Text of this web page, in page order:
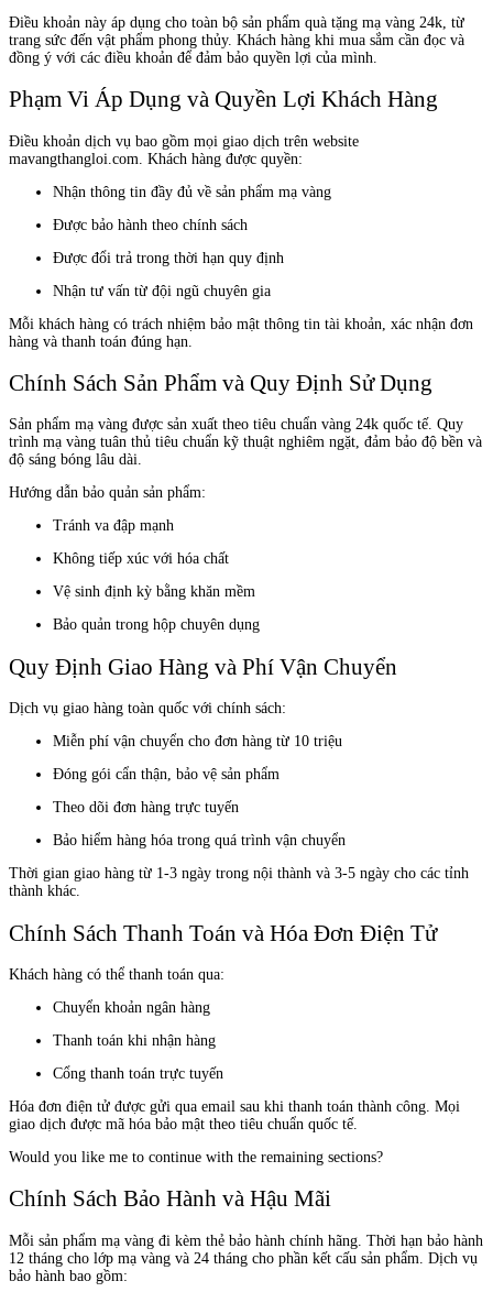
Điều khoản này áp dụng cho toàn bộ sản phẩm quà tặng mạ vàng 24k, từ
trang sức đến vật phẩm phong thủy. Khách hàng khi mua sắm cần đọc và
đồng ý với các điều khoản để đảm bảo quyền lợi của mình.
Phạm Vi Áp Dụng và Quyền Lợi Khách Hàng
Điều khoản dịch vụ bao gồm mọi giao dịch trên website
mavangthangloi.com. Khách hàng được quyền:
Nhận thông tin đầy đủ về sản phẩm mạ vàng
Được bảo hành theo chính sách
Được đổi trả trong thời hạn quy định
Nhận tư vấn từ đội ngũ chuyên gia
Mỗi khách hàng có trách nhiệm bảo mật thông tin tài khoản, xác nhận đơn
hàng và thanh toán đúng hạn.
Chính Sách Sản Phẩm và Quy Định Sử Dụng
Sản phẩm mạ vàng được sản xuất theo tiêu chuẩn vàng 24k quốc tế. Quy
trình mạ vàng tuân thủ tiêu chuẩn kỹ thuật nghiêm ngặt, đảm bảo độ bền và
độ sáng bóng lâu dài.
Hướng dẫn bảo quản sản phẩm:
Tránh va đập mạnh
Không tiếp xúc với hóa chất
Vệ sinh định kỳ bằng khăn mềm
Bảo quản trong hộp chuyên dụng
Quy Định Giao Hàng và Phí Vận Chuyển
Dịch vụ giao hàng toàn quốc với chính sách:
Miễn phí vận chuyển cho đơn hàng từ 10 triệu
Đóng gói cẩn thận, bảo vệ sản phẩm
Theo dõi đơn hàng trực tuyến
Bảo hiểm hàng hóa trong quá trình vận chuyển
Thời gian giao hàng từ 1-3 ngày trong nội thành và 3-5 ngày cho các tỉnh
thành khác.
Chính Sách Thanh Toán và Hóa Đơn Điện Tử
Khách hàng có thể thanh toán qua:
Chuyển khoản ngân hàng
Thanh toán khi nhận hàng
Cổng thanh toán trực tuyến
Hóa đơn điện tử được gửi qua email sau khi thanh toán thành công. Mọi
giao dịch được mã hóa bảo mật theo tiêu chuẩn quốc tế.
Would you like me to continue with the remaining sections?
Chính Sách Bảo Hành và Hậu Mãi
Mỗi sản phẩm mạ vàng đi kèm thẻ bảo hành chính hãng. Thời hạn bảo hành
12 tháng cho lớp mạ vàng và 24 tháng cho phần kết cấu sản phẩm. Dịch vụ
bảo hành bao gồm: